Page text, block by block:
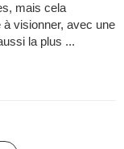
mais cela
visionner, avec une
la plus ...